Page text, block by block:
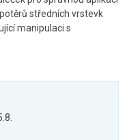
středních vrstevk
manipulaci s